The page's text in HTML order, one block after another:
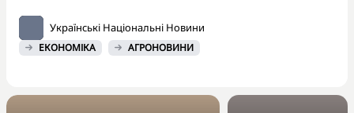
Українські Національні Новини
ЕКОНОМІКА АГРОНОВИНИ